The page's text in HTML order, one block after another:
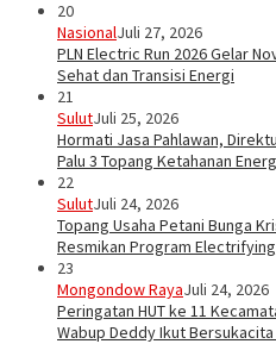
20
NasionalJuli 27, 2026
PLN Electric Run 2026 Gelar
Sehat dan Transisi Energi
21
SulutJuli 25, 2026
Hormati Jasa Pahlawan,
Palu 3 Topang Ketahanan
22
SulutJuli 24, 2026
Topang Usaha Petani Bunga
Resmikan Program
23
Mongondow RayaJuli 24, 2026
Peringatan HUT ke 11
Wabup Deddy Ikut